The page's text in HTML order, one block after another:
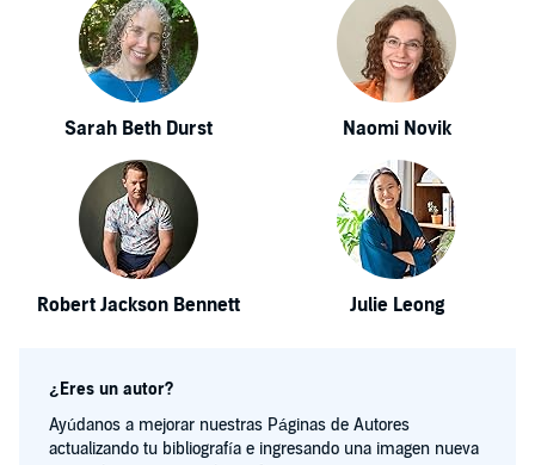
Sarah Beth Durst Naomi Novik
Robert Jackson Bennett Julie Leong
¿Eres un autor?
Ayúdanos a mejorar nuestras Páginas de Autores
actualizando tu bibliografía e ingresando una imagen nueva